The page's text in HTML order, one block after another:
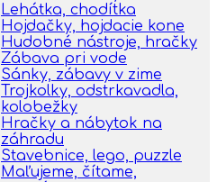
Lehátka, chodítka
Hojdačky, hojdacie kone
Hudobné nástroje, hračky
Zábava pri vode
Sánky, zábavy v zime
Trojkolky, odstrkavadla,
kolobežky
Hračky a nábytok na
záhradu
Stavebnice, lego, puzzle
Maľujeme, čítame,